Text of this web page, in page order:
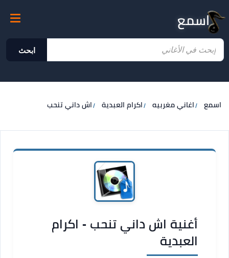
اسمع
ابحث
اسمع اغاني مغربيه اكرام العبدية اش داني تنحب
أغنية اش داني تنحب - اكرام
العبدية